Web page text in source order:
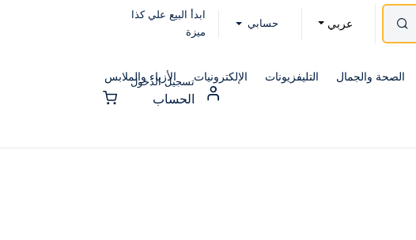
عربي حسابي
ابدأ البيع علي كذا
ميزة
الصحة والجمال التليفزيونات الإلكترونيات الأزياء والملابس
تسجيل الدخول
الحساب